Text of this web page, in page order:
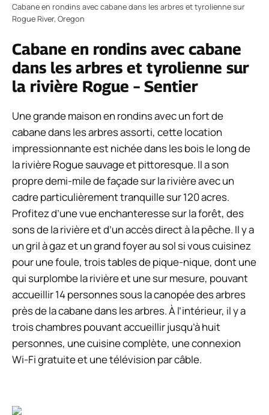
Cabane en rondins avec cabane dans les arbres et tyrolienne sur
Rogue River, Oregon
Cabane en rondins avec cabane
dans les arbres et tyrolienne sur
la rivière Rogue – Sentier
Une grande maison en rondins avec un fort de
cabane dans les arbres assorti, cette location
impressionnante est nichée dans les bois le long de
la rivière Rogue sauvage et pittoresque. Il a son
propre demi-mile de façade sur la rivière avec un
cadre particulièrement tranquille sur 120 acres.
Profitez d’une vue enchanteresse sur la forêt, des
sons de la rivière et d’un accès direct à la pêche. Il y a
un gril à gaz et un grand foyer au sol si vous cuisinez
pour une foule, trois tables de pique-nique, dont une
qui surplombe la rivière et une sur mesure, pouvant
accueillir 14 personnes sous la canopée des arbres
près de la cabane dans les arbres. À l’intérieur, il y a
trois chambres pouvant accueillir jusqu’à huit
personnes, une cuisine complète, une connexion
Wi-Fi gratuite et une télévision par câble.